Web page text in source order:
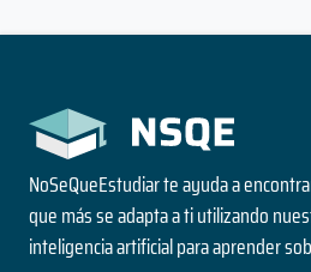
NoSeQueEstudiar te ayuda a
que más se adapta a ti utilizando
inteligencia artificial para aprender